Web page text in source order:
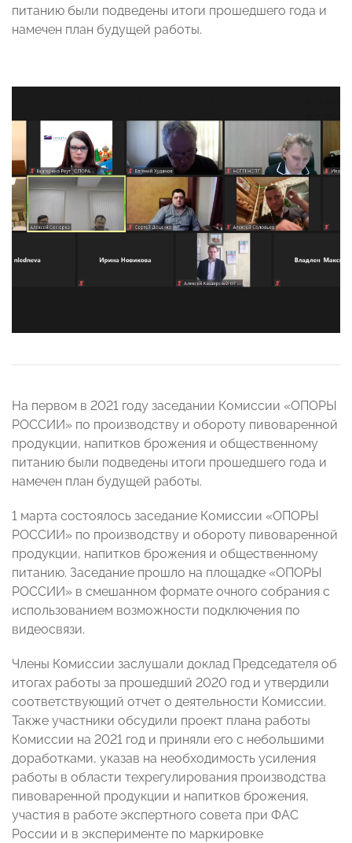
питанию были подведены итоги прошедшего года и
намечен план будущей работы.
На первом в 2021 году заседании Комиссии «ОПОРЫ
РОССИИ» по производству и обороту пивоваренной
продукции, напитков брожения и общественному
питанию были подведены итоги прошедшего года и
намечен план будущей работы.
1 марта состоялось заседание Комиссии «ОПОРЫ
РОССИИ» по производству и обороту пивоваренной
продукции, напитков брожения и общественному
питанию. Заседание прошло на площадке «ОПОРЫ
РОССИИ» в смешанном формате очного собрания с
использованием возможности подключения по
видеосвязи.
Члены Комиссии заслушали доклад Председателя об
итогах работы за прошедший 2020 год и утвердили
соответствующий отчет о деятельности Комиссии.
Также участники обсудили проект плана работы
Комиссии на 2021 год и приняли его с небольшими
доработками, указав на необходимость усиления
работы в области техрегулирования производства
пивоваренной продукции и напитков брожения,
участия в работе экспертного совета при ФАС
России и в эксперименте по маркировке